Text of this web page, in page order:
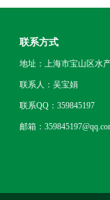
联系方式
地址：上海市宝山区水
联系人：吴宝娟
联系QQ：359845197
邮箱：